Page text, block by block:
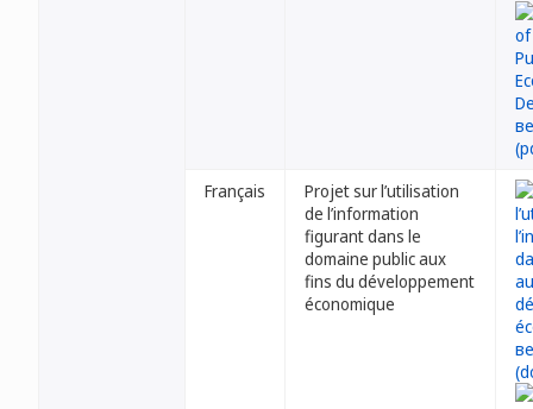
Français
Projet sur l’utilisation
de l’information
figurant dans le
domaine public aux
fins du développement
économique